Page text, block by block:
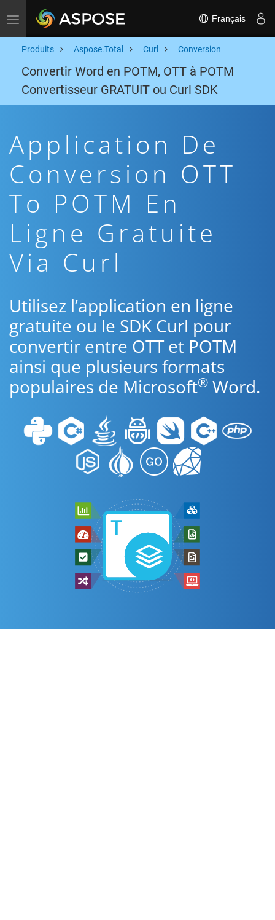
Toggle navigation Français
Produits Aspose.Total Curl Conversion
Convertir Word en POTM, OTT à POTM
Convertisseur GRATUIT ou Curl SDK
Application De
Conversion OTT
To POTM En
Ligne Gratuite
Via Curl
Utilisez l’application en ligne
gratuite ou le SDK Curl pour
convertir entre OTT et POTM
ainsi que plusieurs formats
populaires de Microsoft® Word.